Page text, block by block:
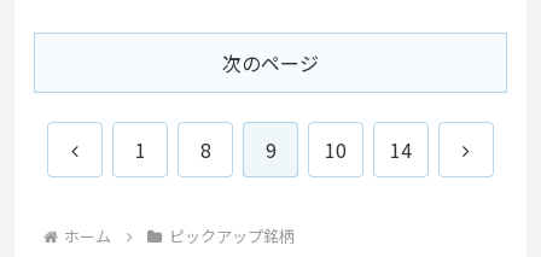
次のページ
前
1 8 9 10 14
次
ホーム ピックアップ銘柄